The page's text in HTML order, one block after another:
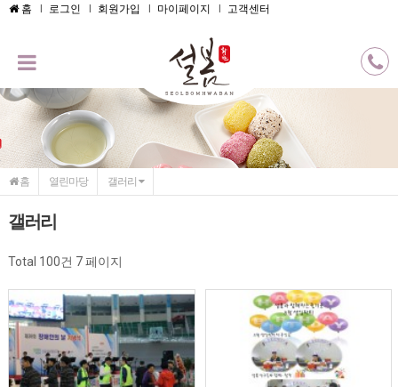
메인콘텐츠 바로가기
홈 로그인 회원가입 마이페이지 고객센터
홈 열린마당 갤러리
갤러리
Total 100건 7 페이지